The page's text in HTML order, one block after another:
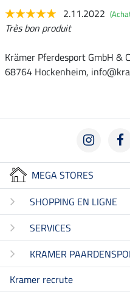
2.11.2022
Très bon produit
Krämer Pferdesport GmbH &
68764 Hockenheim,
MEGA STORES
SHOPPING EN LIGNE
SERVICES
KRAMER
Kramer recrute